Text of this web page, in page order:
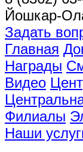
Йошкар-
Задать
Главная
Награды
Видео
Филиалы
Наши